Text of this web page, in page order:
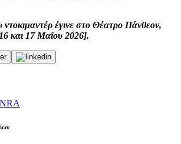
έγινε στο Θέατρο Πάνθεον,
και 17 Μαΐου 2026].